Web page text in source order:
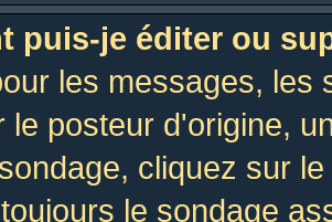
puis-je éditer ou
les messages, les
le posteur d'origine,
cliquez sur
le sondage